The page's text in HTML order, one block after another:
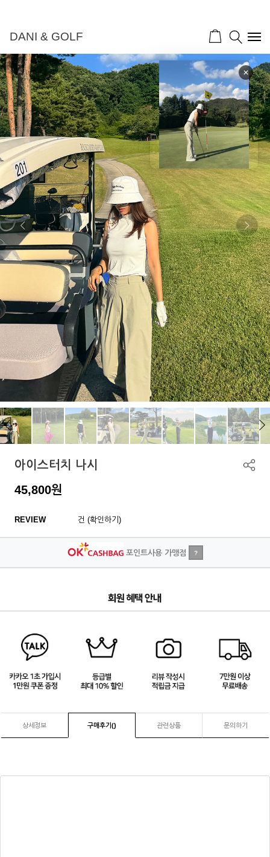
DANI & GOLF
아이스터치 나시
45,800원
REVIEW 건 (확인하기)
포인트사용 가맹점 ?
상세정보 구매후기() 관련상품 문의하기